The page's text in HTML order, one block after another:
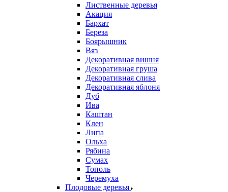
Лиственные деревья
Акация
Бархат
Береза
Боярышник
Вяз
Декоративная вишня
Декоративная груша
Декоративная слива
Декоративная яблоня
Дуб
Ива
Каштан
Клен
Липа
Ольха
Рябина
Сумах
Тополь
Черемуха
Плодовые деревья